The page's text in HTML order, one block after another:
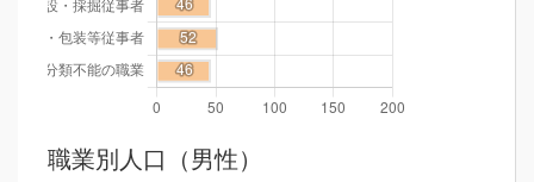
職業別人口（男性）